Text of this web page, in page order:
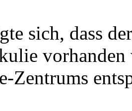
sich, dass
vorhanden
Zentrums